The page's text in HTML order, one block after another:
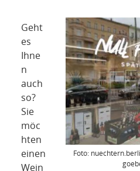
NETZWERK
SPONSORING
KONTAKT
Foto:
Geht
es
Ihne
n
auch
so?
Sie
möc
hten
einen
Wein